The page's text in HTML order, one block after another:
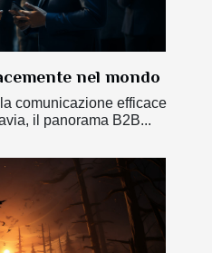
nel mondo
comunicazione efficace
il panorama B2B...